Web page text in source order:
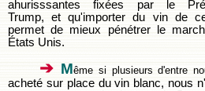
ahurisssantes fixées par le
Trump, et qu'importer du vin de
permet de mieux pénétrer le
États Unis.
➔ Même si plusieurs d'entre
acheté sur place du vin blanc, nous